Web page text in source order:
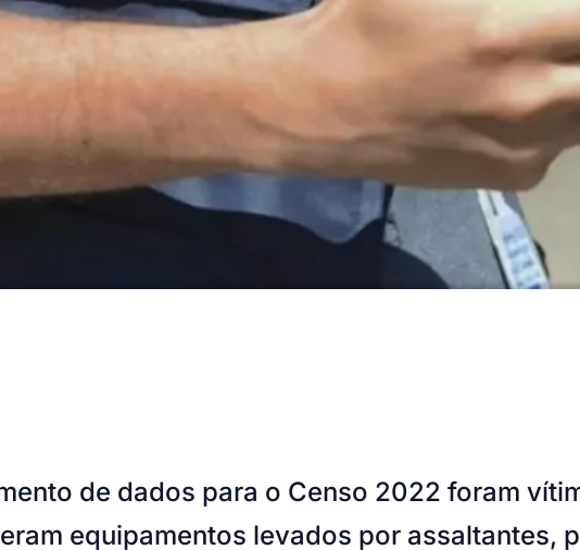
de dados para o Censo 2022 foram
equipamentos levados por assaltantes,